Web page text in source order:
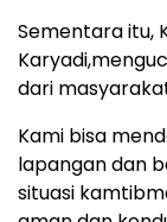
‎Sementara itu,
dari
Kami bisa
lapangan dan
situasi